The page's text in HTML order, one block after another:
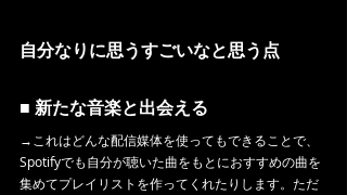
自分なりに思うすごいなと思う点
■ 新たな音楽と出会える
→これはどんな配信媒体を使ってもできることで、
Spotifyでも自分が聴いた曲をもとにおすすめの曲を
集めてプレイリストを作ってくれたりします。ただ